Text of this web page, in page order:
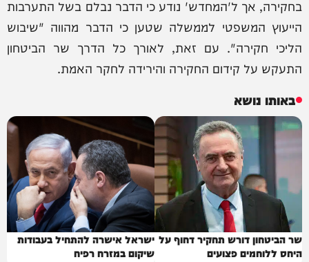
בחקירה, אך ל'המחדש' נודע כי הדבר נבלם בשל התערבות
הייעוץ המשפטי לממשלה שטען כי הדבר מהווה "שיבוש
הליכי חקירה". עם זאת, לאורך כל הדרך שר הביטחון
התעקש על קידום החקירה והירידה לחקר האמת.
באותו נושא
שר הביטחון דורש תחקיר דחוף על
היחס ללוחמים פצועים
ישראל אישרה להתחיל בעבודות
שיקום במזרח רפיח